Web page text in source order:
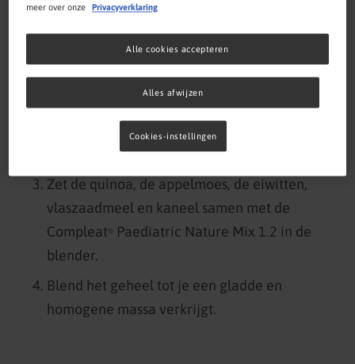
Kook de quinoa volgens de instructies op
de verpakking.
Kook of bak de eiwitten.
Zet de quinoa, de appelmoes, de eiwitten,
vlaszaadmeel en kaneel samen met de
Compleat
Paediatric Nature Mix 1.2 in de
blender.
Blend het geheel tot je een gladde en
homogene massa verkrijgt.
meer over onze
Privacyverklaring
Alles afwijzen
Alle cookies accepteren
Cookies-instellingen